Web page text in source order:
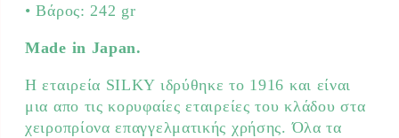
• Βάρος: 242 gr
Made in Japan.
Η εταιρεία SILKY ιδρύθηκε το 1916 και είναι
μια απο τις κορυφαίες εταιρείες του κλάδου στα
χειροπρίονα επαγγελματικής χρήσης. Όλα τα